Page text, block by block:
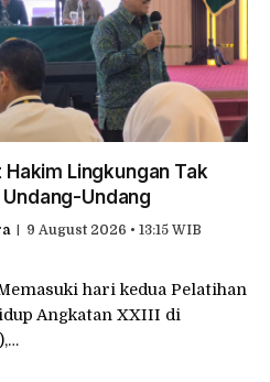
Lingkungan Tak
Undang-Undang
9 August 2026 • 13:15 WIB
hari kedua Pelatihan
Angkatan XXIII di